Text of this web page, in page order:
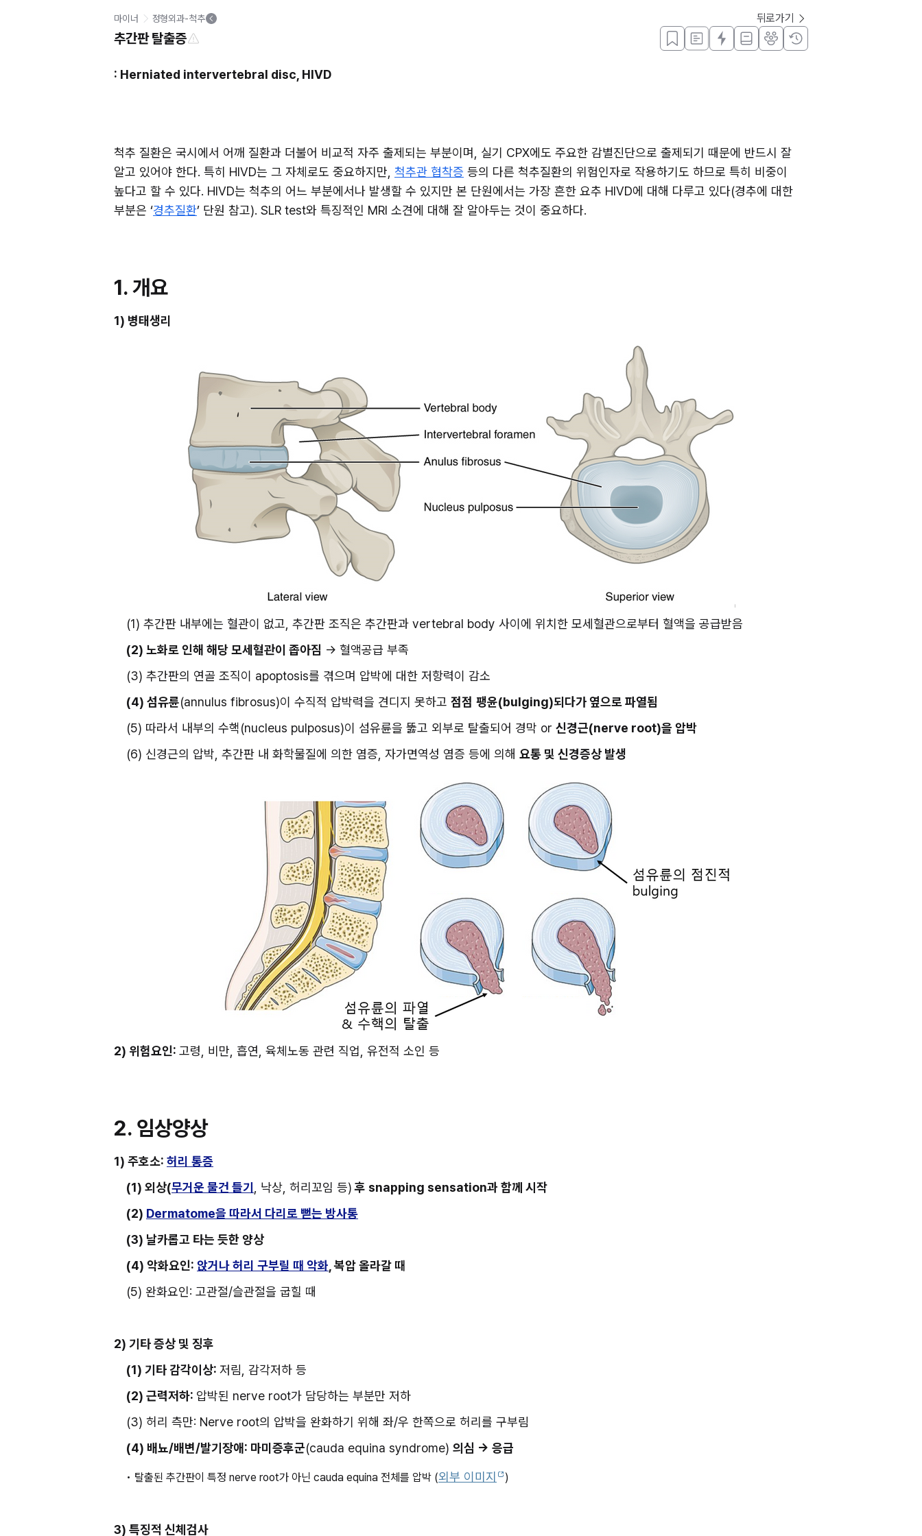
마이너 정형외과-척추 뒤로가기
추간판 탈출증
: Herniated intervertebral disc, HIVD
척추 질환은 국시에서 어깨 질환과 더불어 비교적 자주 출제되는 부분이며, 실기 CPX에도 주요한 감별진단으로 출제되기 때문에 반드시 잘
알고 있어야 한다. 특히 HIVD는 그 자체로도 중요하지만, 척추관 협착증 등의 다른 척추질환의 위험인자로 작용하기도 하므로 특히 비중이
높다고 할 수 있다. HIVD는 척추의 어느 부분에서나 발생할 수 있지만 본 단원에서는 가장 흔한 요추 HIVD에 대해 다루고 있다(경추에 대한
부분은 ‘경추질환’ 단원 참고). SLR test와 특징적인 MRI 소견에 대해 잘 알아두는 것이 중요하다.
1. 개요
1) 병태생리
(1) 추간판 내부에는 혈관이 없고, 추간판 조직은 추간판과 vertebral body 사이에 위치한 모세혈관으로부터 혈액을 공급받음
(2) 노화로 인해 해당 모세혈관이 좁아짐 → 혈액공급 부족
(3) 추간판의 연골 조직이 apoptosis를 겪으며 압박에 대한 저항력이 감소
(4) 섬유륜(annulus fibrosus)이 수직적 압박력을 견디지 못하고 점점 팽윤(bulging)되다가 옆으로 파열됨
(5) 따라서 내부의 수핵(nucleus pulposus)이 섬유륜을 뚫고 외부로 탈출되어 경막 or 신경근(nerve root)을 압박
(6) 신경근의 압박, 추간판 내 화학물질에 의한 염증, 자가면역성 염증 등에 의해 요통 및 신경증상 발생
2) 위험요인: 고령, 비만, 흡연, 육체노동 관련 직업, 유전적 소인 등
2. 임상양상
1) 주호소: 허리 통증
(1) 외상(무거운 물건 들기 , 낙상, 허리꼬임 등) 후 snapping sensation과 함께 시작
(2) Dermatome을 따라서 다리로 뻗는 방사통
(3) 날카롭고 타는 듯한 양상
(4) 악화요인: 앉거나 허리 구부릴 때 악화 , 복압 올라갈 때
(5) 완화요인: 고관절/슬관절을 굽힐 때
2) 기타 증상 및 징후
(1) 기타 감각이상: 저림, 감각저하 등
(2) 근력저하: 압박된 nerve root가 담당하는 부분만 저하
(3) 허리 측만: Nerve root의 압박을 완화하기 위해 좌/우 한쪽으로 허리를 구부림
(4) 배뇨/배변/발기장애: 마미증후군(cauda equina syndrome) 의심 → 응급
• 탈출된 추간판이 특정 nerve root가 아닌 cauda equina 전체를 압박 (외부 이미지 )
3) 특징적 신체검사